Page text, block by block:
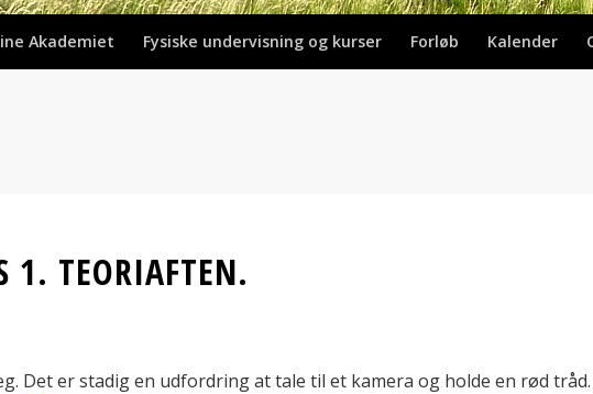
Akademiet Fysiske undervisning og kurser Forløb Kalender
1. TEORIAFTEN.
Det er stadig en udfordring at tale til et kamera og holde en rød